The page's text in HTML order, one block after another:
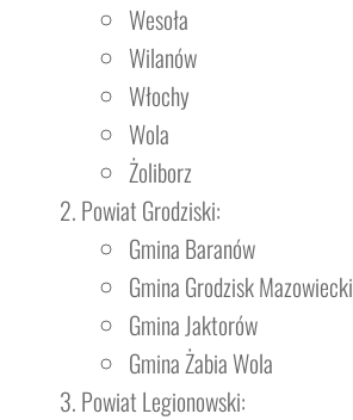
Wesoła
Wilanów
Włochy
Wola
Żoliborz
Powiat Grodziski:
Gmina Baranów
Gmina Grodzisk Mazowiecki
Gmina Jaktorów
Gmina Żabia Wola
Powiat Legionowski: